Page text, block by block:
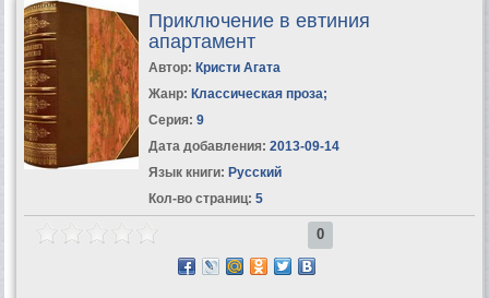
Приключение в евтиния
апартамент
Автор: Кристи Агата
Жанр: Классическая проза;
Серия: 9
Дата добавления: 2013-09-14
Язык книги: Русский
Кол-во страниц: 5
0